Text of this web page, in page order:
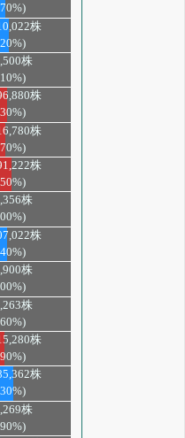
株
株
株
株
株
株
株
株
株
株
株
株